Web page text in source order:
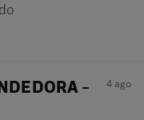
-
4 ago